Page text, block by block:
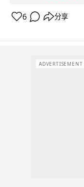
6 分享
ADVERTISEMENT